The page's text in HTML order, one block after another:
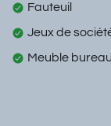
Fauteuil
Jeux de
Meuble bureau